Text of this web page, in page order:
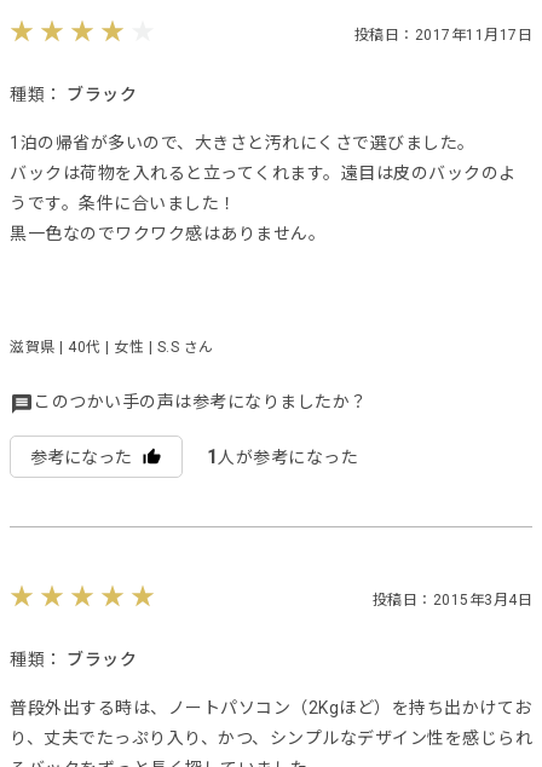
投稿日：2017年11月17日
種類： ブラック
1泊の帰省が多いので、大きさと汚れにくさで選びました。
バックは荷物を入れると立ってくれます。遠目は皮のバックのよ
うです。条件に合いました！
黒一色なのでワクワク感はありません。
滋賀県 | 40代 | 女性 | S.S さん
このつかい手の声は参考になりましたか？
参考になった 1 人が参考になった
投稿日：2015年3月4日
種類： ブラック
普段外出する時は、ノートパソコン（2Kgほど）を持ち出かけてお
り、丈夫でたっぷり入り、かつ、シンプルなデザイン性を感じられ